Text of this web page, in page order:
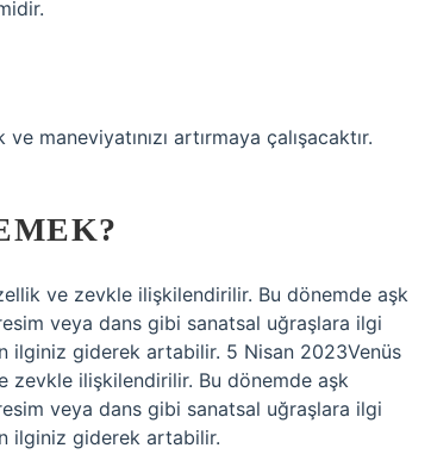
maneviyatınızı artırmaya çalışacaktır.
ve zevkle ilişkilendirilir. Bu dönemde aşk
veya dans gibi sanatsal uğraşlara ilgi
ilginiz giderek artabilir. 5 Nisan 2023Venüs
zevkle ilişkilendirilir. Bu dönemde aşk
veya dans gibi sanatsal uğraşlara ilgi
ilginiz giderek artabilir.